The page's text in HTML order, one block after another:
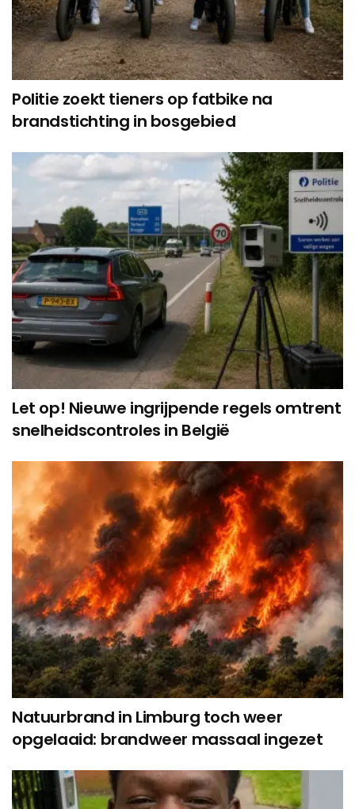
Politie zoekt tieners op fatbike na
brandstichting in bosgebied
Let op! Nieuwe ingrijpende regels omtrent
snelheidscontroles in België
Natuurbrand in Limburg toch weer
opgelaaid: brandweer massaal ingezet